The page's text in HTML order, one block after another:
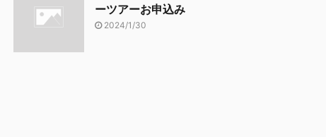
ーツアーお申込み
2024/1/30